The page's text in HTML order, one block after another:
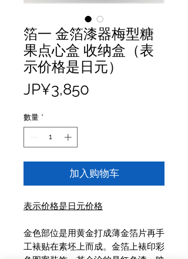
箔一 金箔漆器梅型糖
果点心盒 收纳盒（表
示价格是日元）
JP¥3,850
數量 *
加入购物车
表示价格是日元价格
金色部位是用黄金打成薄金箔片再手
工裱贴在素坯上而成。金箔上裱印彩